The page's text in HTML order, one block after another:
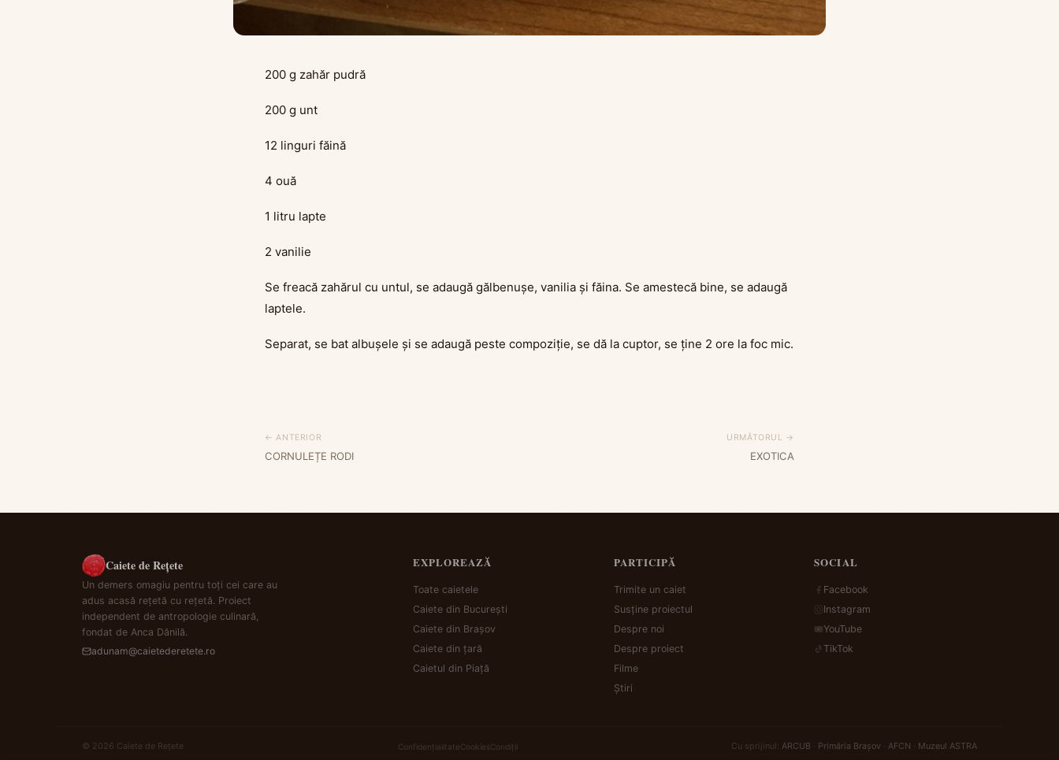
200 g zahăr pudră
200 g unt
12 linguri făină
4 ouă
1 litru lapte
2 vanilie
Se freacă zahărul cu untul, se adaugă gălbenușe, vanilia și făina. Se amestecă bine, se adaugă
laptele.
Separat, se bat albușele și se adaugă peste compoziție, se dă la cuptor, se ține 2 ore la foc mic.
← ANTERIOR
CORNULEȚE RODI
URMĂTORUL →
EXOTICA
Caiete de Rețete
Un demers omagiu pentru toți cei care au
adus acasă rețetă cu rețetă. Proiect
independent de antropologie culinară,
fondat de Anca Dănilă.
adunam@caietederetete.ro
EXPLOREAZĂ
Toate caietele
Caiete din București
Caiete din Brașov
Caiete din țară
Caietul din Piață
PARTICIPĂ
Trimite un caiet
Susține proiectul
Despre noi
Despre proiect
Filme
Știri
SOCIAL
Facebook
Instagram
YouTube
TikTok
© 2026 Caiete de Rețete ConfidențialitateCookiesCondiții Cu sprijinul: ARCUB · Primăria Brașov · AFCN · Muzeul ASTRA